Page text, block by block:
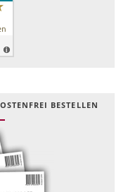
BESTELLEN